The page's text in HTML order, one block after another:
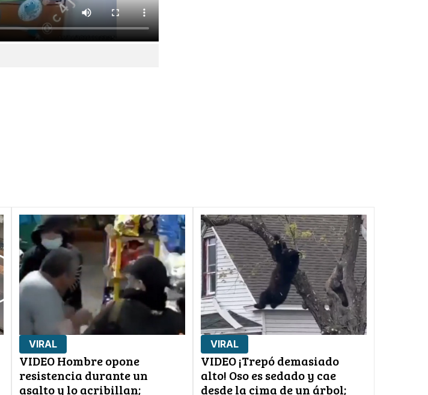
VIRAL
VIDEO Hombre opone
resistencia durante un
asalto y lo acribillan;
VIRAL
VIDEO ¡Trepó demasiado
alto! Oso es sedado y cae
desde la cima de un árbol;